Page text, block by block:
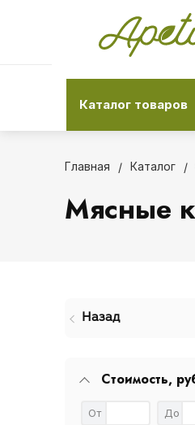
Каталог товаров
Главная Каталог
Мясные
Назад
Стоимость,
От До